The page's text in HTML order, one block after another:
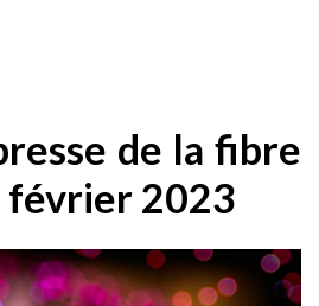
de la fibre
février 2023